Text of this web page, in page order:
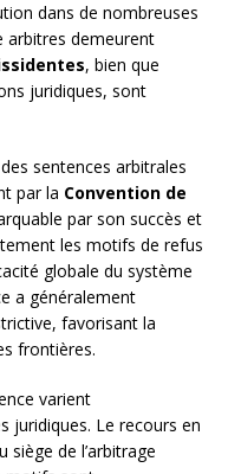
dans de nombreuses
arbitres demeurent
, bien que
juridiques, sont
des sentences arbitrales
par la Convention de
par son succès et
les motifs de refus
globale du système
a généralement
favorisant la
frontières.
varient
juridiques. Le recours en
siège de l’arbitrage